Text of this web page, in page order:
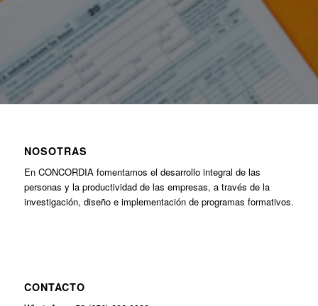
NOSOTRAS
En CONCORDIA fomentamos el desarrollo integral de las
personas y la productividad de las empresas, a través de la
investigación, diseño e implementación de programas formativos.
CONTACTO